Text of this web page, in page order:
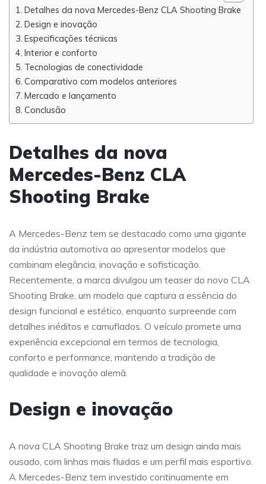
Detalhes da nova Mercedes-Benz CLA Shooting Brake
Design e inovação
Especificações técnicas
Interior e conforto
Tecnologias de conectividade
Comparativo com modelos anteriores
Mercado e lançamento
Conclusão
Detalhes da nova
Mercedes-Benz CLA
Shooting Brake
A Mercedes-Benz tem se destacado como uma gigante
da indústria automotiva ao apresentar modelos que
combinam elegância, inovação e sofisticação.
Recentemente, a marca divulgou um teaser do novo CLA
Shooting Brake, um modelo que captura a essência do
design funcional e estético, enquanto surpreende com
detalhes inéditos e camuflados. O veículo promete uma
experiência excepcional em termos de tecnologia,
conforto e performance, mantendo a tradição de
qualidade e inovação alemã.
Design e inovação
A nova CLA Shooting Brake traz um design ainda mais
ousado, com linhas mais fluidas e um perfil mais esportivo.
A Mercedes-Benz tem investido continuamente em